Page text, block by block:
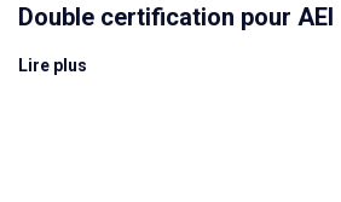
Double certification pour AEI
Lire plus